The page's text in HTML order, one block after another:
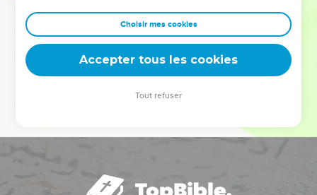
clés pour avancer avec plus de sagesse afin que leurs erreurs
deviennent vos tremplins. Que vous guidiez un ministère, une
équipe, un groupe ou une famille, leur expérience est faite
Choisir mes cookies
Accepter tous les cookies
Tout refuser